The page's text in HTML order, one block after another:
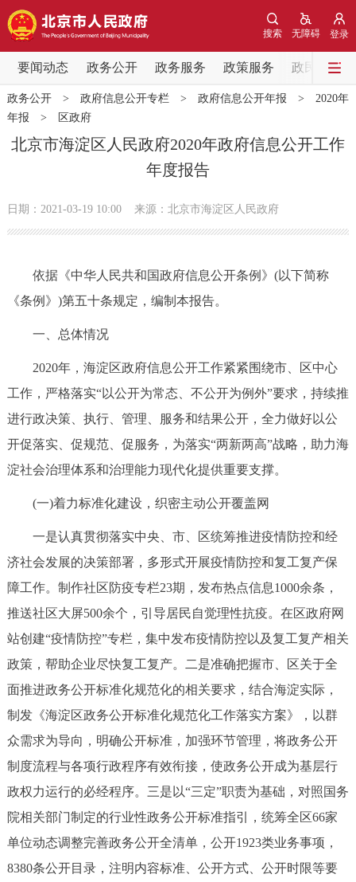
登录
无障碍
搜索
要闻动态 政务公开 政务服务 政策服务 政民互动
要闻动态
党中央精神 国务院信息 中央部委动态
北京要闻 会议信息 部门动态
市领导 机构职能 政策服务
政策兑现
决策公开 专题公开
政务服务
便民服务 利企服务
阳光政务
政民互动
12345网上接诉即办 我要咨询 我要建议
参与调查 在线访谈 图说互动
走进北京
北京概况 十六区概览 人文北京
绿色北京 图说北京 视频北京
多语种
政务公开> 政府信息公开专栏> 政府信息公开年报 > 2020年
年报 > 区政府
北京市海淀区人民政府2020年政府信息公开工作
年度报告
日期：2021-03-19 10:00 来源：北京市海淀区人民政府
依据《中华人民共和国政府信息公开条例》(以下简称
《条例》)第五十条规定，编制本报告。
一、总体情况
2020年，海淀区政府信息公开工作紧紧围绕市、区中心
工作，严格落实“以公开为常态、不公开为例外”要求，持续推
进行政决策、执行、管理、服务和结果公开，全力做好以公
开促落实、促规范、促服务，为落实“两新两高”战略，助力海
淀社会治理体系和治理能力现代化提供重要支撑。
(一)着力标准化建设，织密主动公开覆盖网
一是认真贯彻落实中央、市、区统筹推进疫情防控和经
济社会发展的决策部署，多形式开展疫情防控和复工复产保
障工作。制作社区防疫专栏23期，发布热点信息1000余条，
推送社区大屏500余个，引导居民自觉理性抗疫。在区政府网
站创建“疫情防控”专栏，集中发布疫情防控以及复工复产相关
政策，帮助企业尽快复工复产。二是准确把握市、区关于全
面推进政务公开标准化规范化的相关要求，结合海淀实际，
制发《海淀区政务公开标准化规范化工作落实方案》，以群
众需求为导向，明确公开标准，加强环节管理，将政务公开
制度流程与各项行政程序有效衔接，使政务公开成为基层行
政权力运行的必经程序。三是以“三定”职责为基础，对照国务
院相关部门制定的行业性政务公开标准指引，统筹全区66家
单位动态调整完善政务公开全清单，公开1923类业务事项，
8380条公开目录，注明内容标准、公开方式、公开时限等要